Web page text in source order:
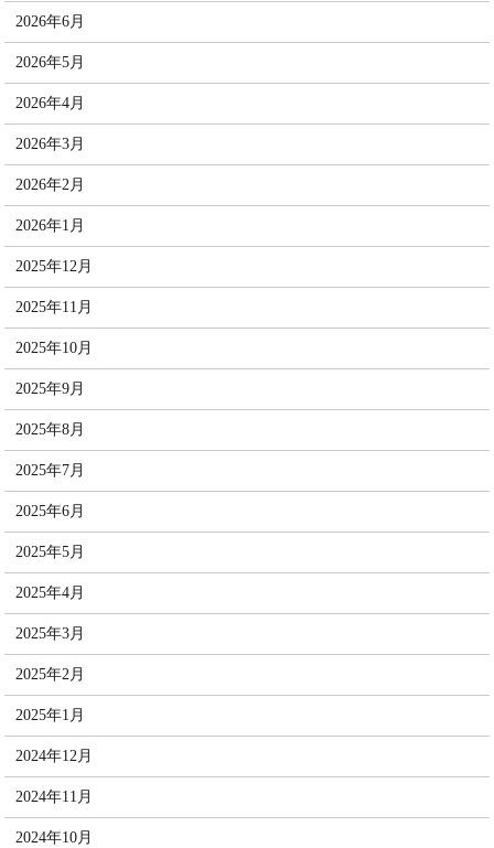
2026年6月
2026年5月
2026年4月
2026年3月
2026年2月
2026年1月
2025年12月
2025年11月
2025年10月
2025年9月
2025年8月
2025年7月
2025年6月
2025年5月
2025年4月
2025年3月
2025年2月
2025年1月
2024年12月
2024年11月
2024年10月